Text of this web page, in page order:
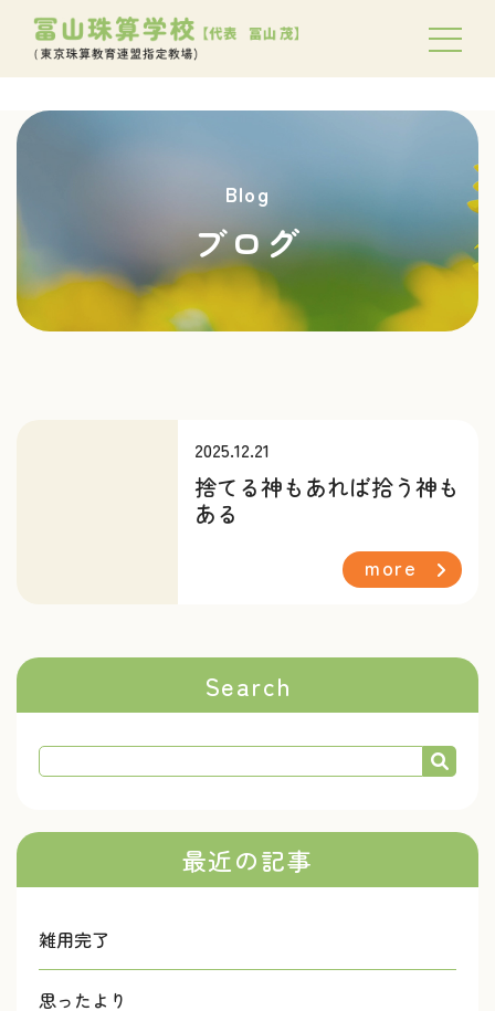
Blog
ブログ
2025.12.21
捨てる神もあれば拾う神も
ある
more
Search
最近の記事
雑用完了
思ったより